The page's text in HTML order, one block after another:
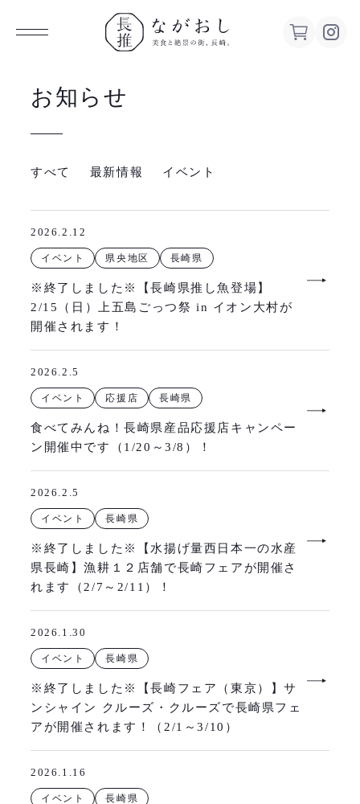
と絶景の
街、長
崎。
お知らせ
すべて 最新情報 イベント
2026.2.12
イベント 県央地区 長崎県
※終了しました※【長崎県推し魚登場】
2/15（日）上五島ごっつ祭 in イオン大村が
開催されます！
2026.2.5
イベント 応援店 長崎県
食べてみんね！長崎県産品応援店キャンペー
ン開催中です（1/20～3/8）！
2026.2.5
イベント 長崎県
※終了しました※【水揚げ量西日本一の水産
県長崎】漁耕１２店舗で長崎フェアが開催さ
れます（2/7～2/11）！
2026.1.30
イベント 長崎県
※終了しました※【長崎フェア（東京）】サ
ンシャイン クルーズ・クルーズで長崎県フェ
アが開催されます！（2/1～3/10）
2026.1.16
イベント 長崎県